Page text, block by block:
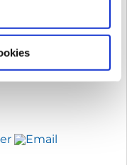
event varer 4
Jagten på den smarte